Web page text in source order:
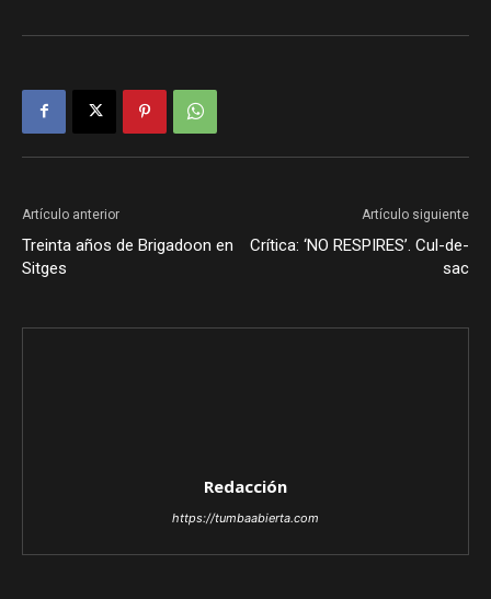
Artículo anterior
Treinta años de Brigadoon en
Sitges
Artículo siguiente
Crítica: ‘NO RESPIRES’. Cul-de-
sac
Redacción
https://tumbaabierta.com